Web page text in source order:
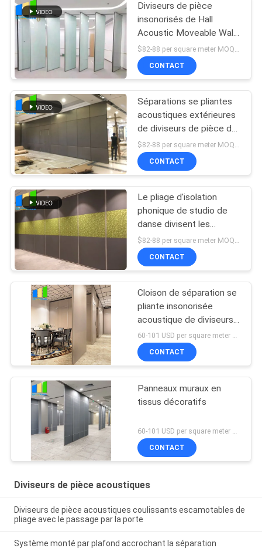
Diviseurs de pièce
insonorisés de Hall
Acoustic Moveable Wall
Folding de banquet
$82-88 per square meter MOQ:Pas de MOQ, bienvenue en petite quantité
CONTACT
Séparations se pliantes
acoustiques extérieures
de diviseurs de pièce de
tissu épais de 85
millimètres
CONTACT
Le pliage d'isolation
phonique de studio de
danse divisent les
diviseurs de pièce
acoustiques
CONTACT
Cloison de séparation se
pliante insonorisée
acoustique de diviseurs
de pièce de restaurant 60-101 USD per square meter MOQ:10pcs
CONTACT
Panneaux muraux en
tissus décoratifs
60-101 USD per square meter MOQ:AUCUN MOQ
CONTACT
Diviseurs de pièce acoustiques
Diviseurs de pièce acoustiques coulissants escamotables de
pliage avec le passage par la porte
Système monté par plafond accrochant la séparation